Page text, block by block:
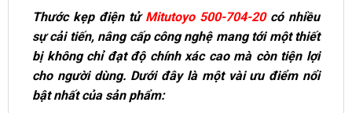
Thước kẹp điện tử Mitutoyo 500-704-20có nhiều
sự cải tiến, nâng cấp công nghệ mang tới một thiết
bị không chỉ đạt độ chính xác cao mà còn tiện lợi
cho người dùng. Dưới đây là một vài ưu điểm nổi
bật nhất của sản phẩm: